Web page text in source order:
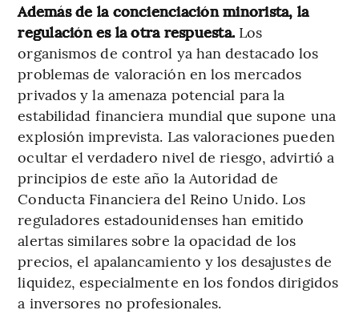
Además de la concienciación minorista, la
regulación es la otra respuesta. Los
organismos de control ya han destacado los
problemas de valoración en los mercados
privados y la amenaza potencial para la
estabilidad financiera mundial que supone una
explosión imprevista. Las valoraciones pueden
ocultar el verdadero nivel de riesgo, advirtió a
principios de este año la Autoridad de
Conducta Financiera del Reino Unido. Los
reguladores estadounidenses han emitido
alertas similares sobre la opacidad de los
precios, el apalancamiento y los desajustes de
liquidez, especialmente en los fondos dirigidos
a inversores no profesionales.